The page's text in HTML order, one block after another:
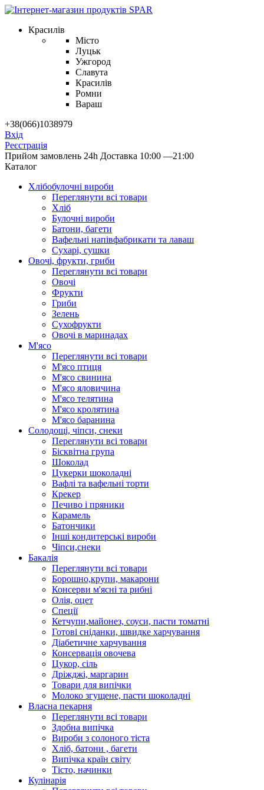
Красилів
Місто
Луцьк
Ужгород
Славута
Красилів
Ромни
Вараш
+38(066)1038979
Вхід
Реєстрація
Прийом замовлень 24h Доставка 10:00 —21:00
Каталог
Хлібобулочні вироби
Переглянути всі товари
Хліб
Булочні вироби
Батони, багети
Вафельні напівфабрикати та лаваш
Сухарі, сушки
Овочі, фрукти, гриби
Переглянути всі товари
Овочі
Фрукти
Гриби
Зелень
Сухофрукти
Овочі в маринадах
М'ясо
Переглянути всі товари
М'ясо птиця
М'ясо свинина
М'ясо яловичина
М'ясо телятина
М'ясо кролятина
М'ясо баранина
Солодощі, чіпси, снеки
Переглянути всі товари
Бісквітна група
Шоколад
Цукерки шоколадні
Вафлі та вафельні торти
Крекер
Печиво і пряники
Карамель
Батончики
Інші кондитерські вироби
Чіпси,снеки
Бакалія
Переглянути всі товари
Борошно,крупи, макарони
Консерви м'ясні та рибні
Олія, оцет
Спеції
Кетчупи,майонез, соуси, пасти томатні
Готові сніданки, швидке харчування
Діабетичне харчування
Консервація овочева
Цукор, сіль
Дріжджі, маргарин
Товари для випічки
Молоко згущене, пасти шоколадні
Власна пекарня
Переглянути всі товари
Здобна випічка
Вироби з солоного тіста
Хліб, батони , багети
Випічка країн світу
Тісто, начинки
Кулінарія